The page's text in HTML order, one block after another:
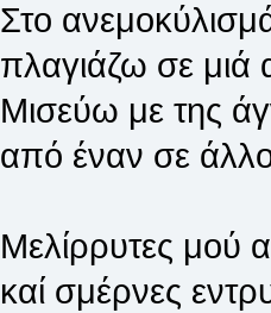
Στο
πλαγιάζω σε μιά
Μισεύω με της
από έναν σε
Μελίρρυτες μού
καί σμέρνες